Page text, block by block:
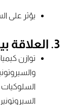
يؤثر على
3. العلاقة بين الدوبامين والسيروتونين
توازن
السلوكيات